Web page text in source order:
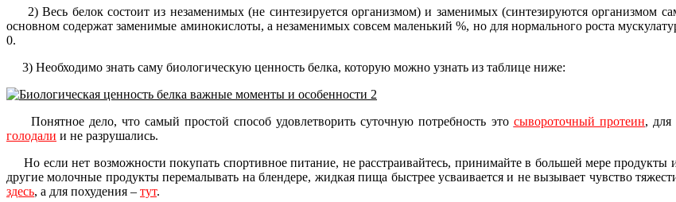
2) Весь белок состоит из незаменимых (не синтезируется организмом) и заменимых (синтезируются организмом
основном содержат заменимые аминокислоты, а незаменимых совсем маленький %, но для нормального роста
0.
3) Необходимо знать саму биологическую ценность белка, которую можно узнать из таблице ниже:
Понятное дело, что самый простой способ удовлетворить суточную потребность это сывороточный протеин,
голодали и не разрушались.
Но если нет возможности покупать спортивное питание, не расстраивайтесь, принимайте в большей мере
другие молочные продукты перемалывать на блендере, жидкая пища быстрее усваивается и не вызывает чувство
здесь, а для похудения – тут.